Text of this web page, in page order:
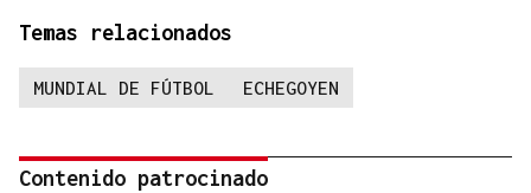
Temas relacionados
MUNDIAL DE FÚTBOL ECHEGOYEN
Contenido patrocinado